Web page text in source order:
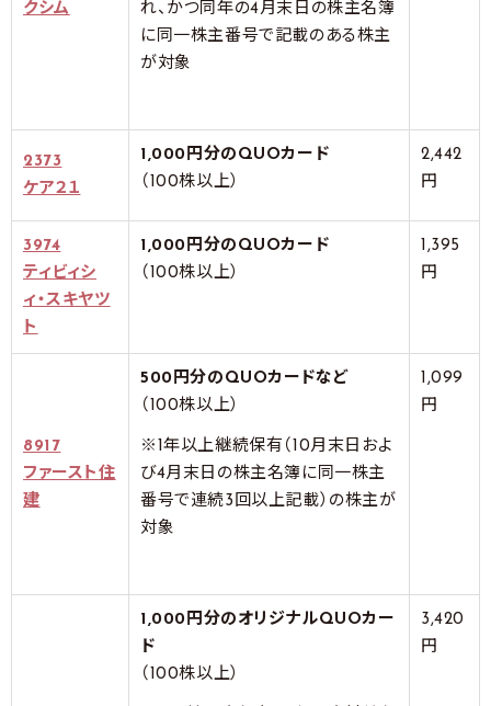
クシム
れ、かつ同年の4月末日の株主名簿
に同一株主番号で記載のある株主
が対象
2373
ケア２１
1,000円分のQUOカード
（100株以上）
2,442
円
3974
ティビィシ
ィ・スキヤツ
ト
1,000円分のQUOカード
（100株以上）
1,395
円
8917
ファースト住
建
500円分のQUOカードなど
（100株以上）
※1年以上継続保有（10月末日およ
び4月末日の株主名簿に同一株主
番号で連続3回以上記載）の株主が
対象
1,099
円
1,000円分のオリジナルQUOカー
ド
（100株以上）
3,420
円